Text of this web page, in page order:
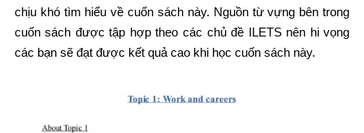
chịu khó tìm hiểu về cuốn sách này. Nguồn từ vựng bên trong
cuốn sách được tập hợp theo các chủ đề ILETS nên hi vọng
các bạn sẽ đạt được kết quả cao khi học cuốn sách này.